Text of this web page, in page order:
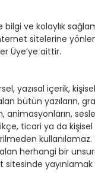
bilgi ve kolaylık
sitelerine
Üye’ye aittir.
yazısal içerik,
bütün yazıların,
animasyonların,
ticari ya da
kullanılamaz.
alan herhangi bir
yayınlamak